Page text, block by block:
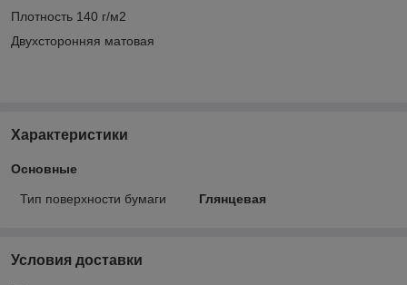
Плотность 140 г/м2
Двухсторонняя матовая
Характеристики
Основные
Тип поверхности бумаги Глянцевая
Условия доставки